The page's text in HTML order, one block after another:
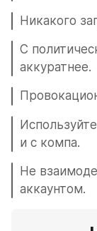
Никакого
С
аккуратнее.
и с компа.
Не
аккаунтом.